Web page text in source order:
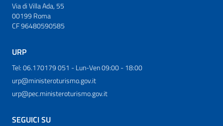
Via di Villa Ada, 55
00199 Roma
CF 96480590585
URP
Tel: 06.170179 051 - Lun-Ven 09:00 - 18:00
urp@ministeroturismo.gov.it
urp@pec.ministeroturismo.gov.it
SEGUICI SU